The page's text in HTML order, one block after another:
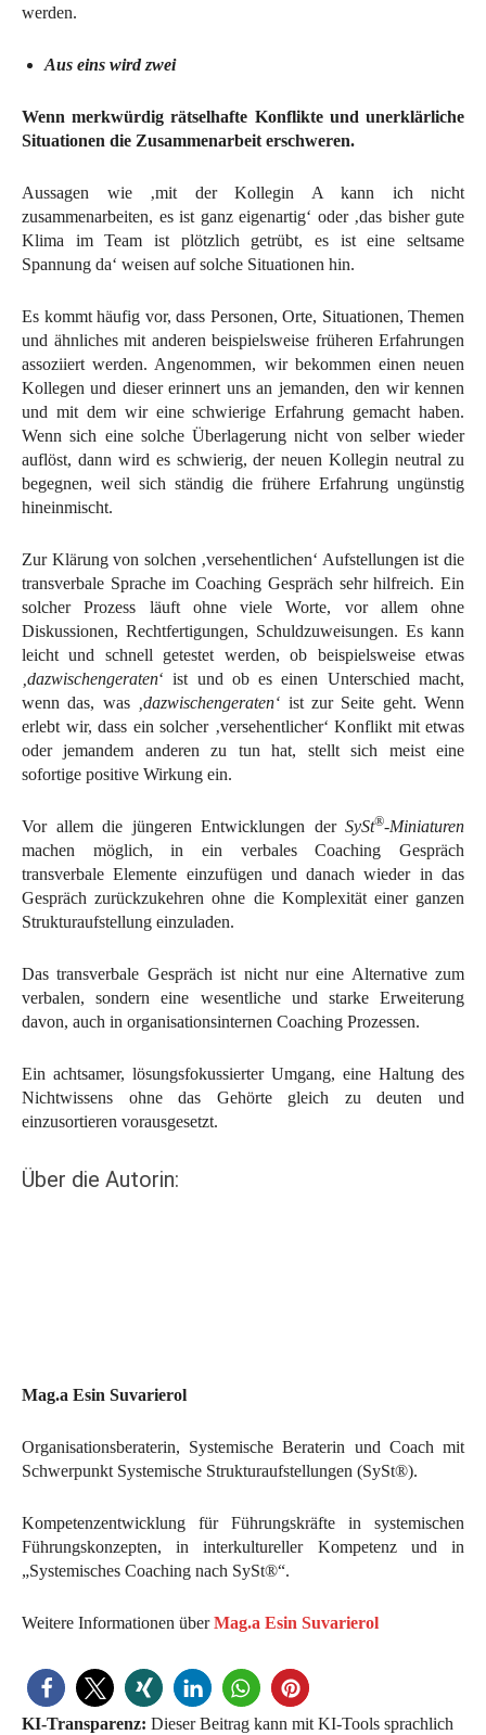
werden.
Aus eins wird zwei
Wenn merkwürdig rätselhafte Konflikte und unerklärliche
Situationen die Zusammenarbeit erschweren.
Aussagen wie ‚mit der Kollegin A kann ich nicht
zusammenarbeiten, es ist ganz eigenartig‘ oder ‚das bisher gute
Klima im Team ist plötzlich getrübt, es ist eine seltsame
Spannung da‘ weisen auf solche Situationen hin.
Es kommt häufig vor, dass Personen, Orte, Situationen, Themen
und ähnliches mit anderen beispielsweise früheren Erfahrungen
assoziiert werden. Angenommen, wir bekommen einen neuen
Kollegen und dieser erinnert uns an jemanden, den wir kennen
und mit dem wir eine schwierige Erfahrung gemacht haben.
Wenn sich eine solche Überlagerung nicht von selber wieder
auflöst, dann wird es schwierig, der neuen Kollegin neutral zu
begegnen, weil sich ständig die frühere Erfahrung ungünstig
hineinmischt.
Zur Klärung von solchen ‚versehentlichen‘ Aufstellungen ist die
transverbale Sprache im Coaching Gespräch sehr hilfreich. Ein
solcher Prozess läuft ohne viele Worte, vor allem ohne
Diskussionen, Rechtfertigungen, Schuldzuweisungen. Es kann
leicht und schnell getestet werden, ob beispielsweise etwas
‚dazwischengeraten‘ ist und ob es einen Unterschied macht,
wenn das, was
‚dazwischengeraten‘ ist zur Seite geht. Wenn
erlebt wir, dass ein solcher ‚versehentlicher‘ Konflikt mit etwas
oder jemandem anderen zu tun hat, stellt sich meist eine
sofortige positive Wirkung ein.
Vor allem die jüngeren Entwicklungen der SySt®-Miniaturen
machen möglich, in ein verbales Coaching Gespräch
transverbale Elemente einzufügen und danach wieder in das
Gespräch zurückzukehren ohne die Komplexität einer ganzen
Strukturaufstellung einzuladen.
Das transverbale Gespräch ist nicht nur eine Alternative zum
verbalen, sondern eine wesentliche und starke Erweiterung
davon, auch in organisationsinternen Coaching Prozessen.
Ein achtsamer, lösungsfokussierter Umgang, eine Haltung des
Nichtwissens ohne das Gehörte gleich zu deuten und
einzusortieren vorausgesetzt.
Über die Autorin:
Mag.a Esin Suvarierol
Organisationsberaterin, Systemische Beraterin und Coach mit
Schwerpunkt Systemische Strukturaufstellungen (SySt®).
Kompetenzentwicklung für Führungskräfte in systemischen
Führungskonzepten, in interkultureller Kompetenz und in
„Systemisches Coaching nach SySt®“.
Weitere Informationen überMag.a Esin Suvarierol
KI-Transparenz: Dieser Beitrag kann mit KI-Tools sprachlich